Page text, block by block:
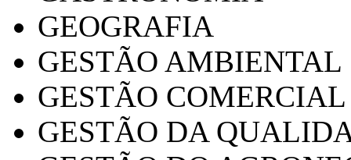
GEOGRAFIA
GESTÃO AMBIENTAL
GESTÃO COMERCIAL
GESTÃO DA